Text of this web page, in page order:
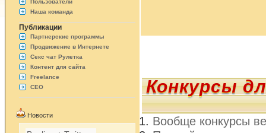
Пользователи
Наша команда
Публикации
Партнерские программы
Продвижение в Интернете
Секс чат Рулетка
Контент для сайта
Freelance
СЕО
Новости
Конкурсы
Вообще конкурсы